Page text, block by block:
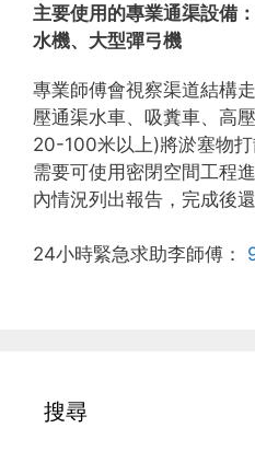
主要使用的專業通渠設備：
水機、大型彈弓機
專業師傅會視察渠道結構
壓通渠水車、吸糞車、高
20-100米以上)將淤塞物
需要可使用密閉空間工程
內情況列出報告，完成後
24小時緊急求助李師傅：
搜尋